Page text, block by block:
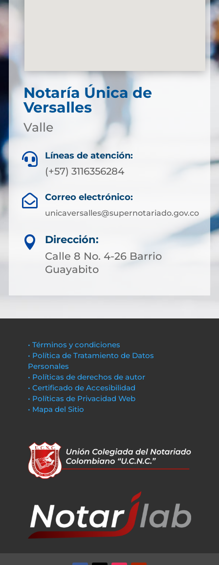
Notaría Única de
Versalles
Valle
 Líneas de atención:
(+57) 3116356284
 Correo electrónico:
unicaversalles@supernotariado.gov.co

Dirección:
Calle 8 No. 4-26 Barrio
Guayabito
• Términos y condiciones
• Política de Tratamiento de Datos
Personales
• Políticas de derechos de autor
• Certificado de Accesibilidad
• Políticas de Privacidad Web
• Mapa del Sitio